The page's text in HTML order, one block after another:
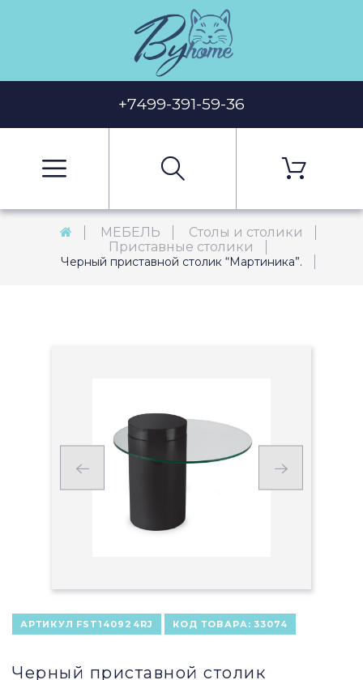
+7499-391-59-36
МЕБЕЛЬ
Столы и столики
Приставные столики
Черный приставной столик “Мартиника”.
АРТИКУЛ FST140924RJ КОД ТОВАРА: 33074
Черный приставной столик